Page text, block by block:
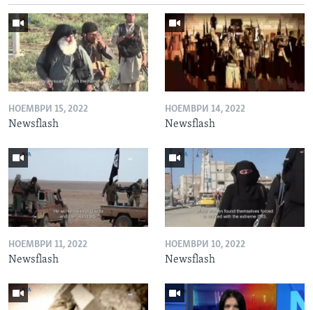
НОЕМВРИ 15, 2022
Newsflash
НОЕМВРИ 14, 2022
Newsflash
НОЕМВРИ 11, 2022
Newsflash
НОЕМВРИ 10, 2022
Newsflash